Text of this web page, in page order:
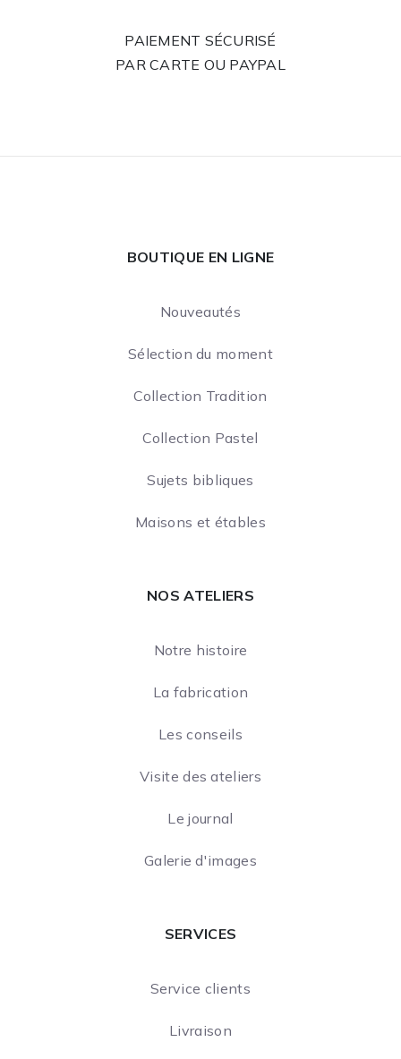
PAIEMENT SÉCURISÉ
PAR CARTE OU PAYPAL
BOUTIQUE EN LIGNE
Nouveautés
Sélection du moment
Collection Tradition
Collection Pastel
Sujets bibliques
Maisons et étables
NOS ATELIERS
Notre histoire
La fabrication
Les conseils
Visite des ateliers
Le journal
Galerie d'images
SERVICES
Service clients
Livraison